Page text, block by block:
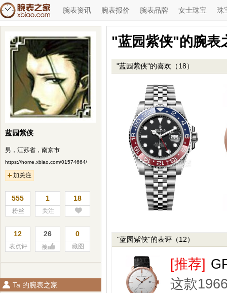
腕表资讯 腕表报价 腕表品牌 女士珠宝 珠
蓝园紫侠
男，江苏省，南京市
https://home.xbiao.com/01574664/
加关注
555
粉丝
1
关注
18
12
表点评
26
被
0
藏图
Ta 的腕表之家
"蓝园紫侠"的腕表
"蓝园紫侠"的喜欢（18）
"蓝园紫侠"的表评（12）
[推荐]
这款